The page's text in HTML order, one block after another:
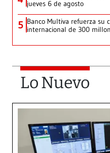
jueves 6 de agosto
5 Banco Multiva refuerza su
internacional de 300
Lo Nuevo